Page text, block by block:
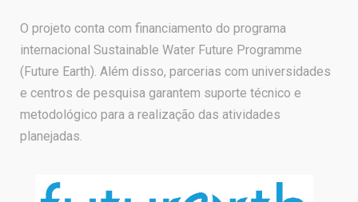
O projeto conta com financiamento do programa
internacional Sustainable Water Future Programme
(Future Earth). Além disso, parcerias com universidades
e centros de pesquisa garantem suporte técnico e
metodológico para a realização das atividades
planejadas.